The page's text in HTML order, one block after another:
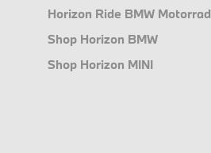
Horizon Ride BMW Motorrad
Shop Horizon BMW
Shop Horizon MINI